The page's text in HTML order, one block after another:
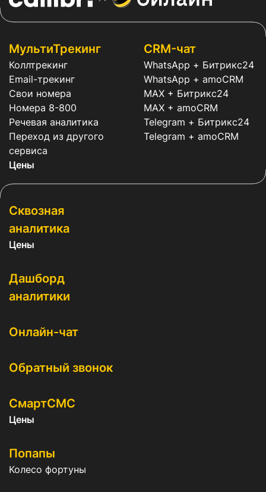
МультиТрекинг
Коллтрекинг
Email-трекинг
Свои номера
Номера 8-800
Речевая аналитика
Переход из другого
сервиса
Цены
CRM-чат
WhatsApp + Битрикс24
WhatsApp + amoCRM
MAX + Битрикс24
MAX + amoCRM
Telegram + Битрикс24
Telegram + amoCRM
Сквозная
аналитика
Цены
Дашборд
аналитики
Онлайн-чат
Обратный звонок
СмартСМС
Цены
Попапы
Колесо фортуны